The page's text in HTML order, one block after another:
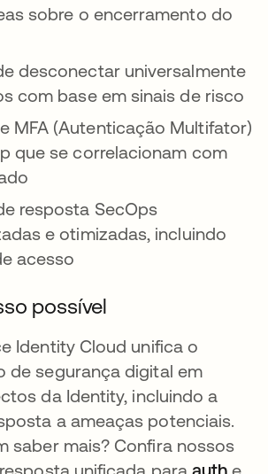
sobre o encerramento do
desconectar universalmente
com base em sinais de risco
MFA (Autenticação Multifator)
que se correlacionam com
resposta SecOps
e otimizadas, incluindo
acesso
possível
Identity Cloud unifica o
de segurança digital em
da Identity, incluindo a
a ameaças potenciais.
saber mais? Confira nossos
unificada paraauth e